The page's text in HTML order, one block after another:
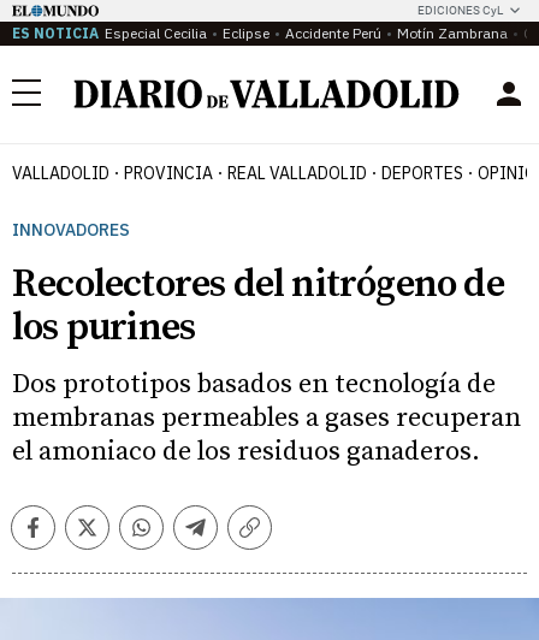
EDICIONES CyL
ES NOTICIA Especial Cecilia Eclipse Accidente Perú Motín Zambrana
Menú
VALLADOLID PROVINCIA REAL VALLADOLID DEPORTES
INNOVADORES
Recolectores del nitrógeno de
los purines
Dos prototipos basados en tecnología de
membranas permeables a gases recuperan
el amoniaco de los residuos ganaderos.
FacebookTwitterWhatsappTelegramCopiar